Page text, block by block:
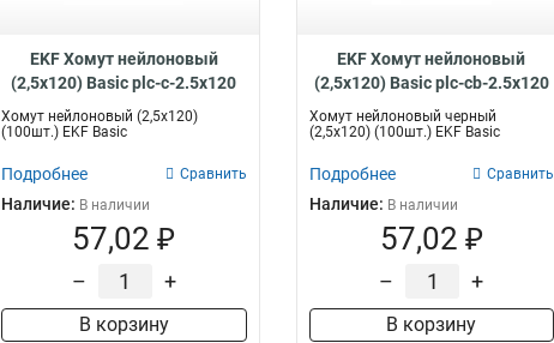
EKF Хомут нейлоновый
(2,5х120) Basic plc-c-2.5x120
Хомут нейлоновый (2,5х120)
(100шт.) EKF Basic
Подробнее Сравнить
Наличие: В наличии
57,02 ₽
– +
В корзину
EKF Хомут нейлоновый
(2,5х120) Basic plc-cb-2.5x120
Хомут нейлоновый черный
(2,5х120) (100шт.) EKF Basic
Подробнее Сравнить
Наличие: В наличии
57,02 ₽
– +
В корзину